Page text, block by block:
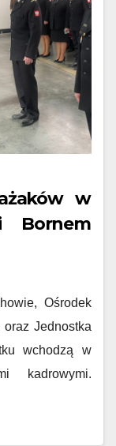
w
Bornem
Ośrodek
Jednostka
wchodzą w
kadrowymi.